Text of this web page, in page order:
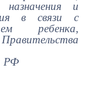
и
в связи с
ребенка,
РФ